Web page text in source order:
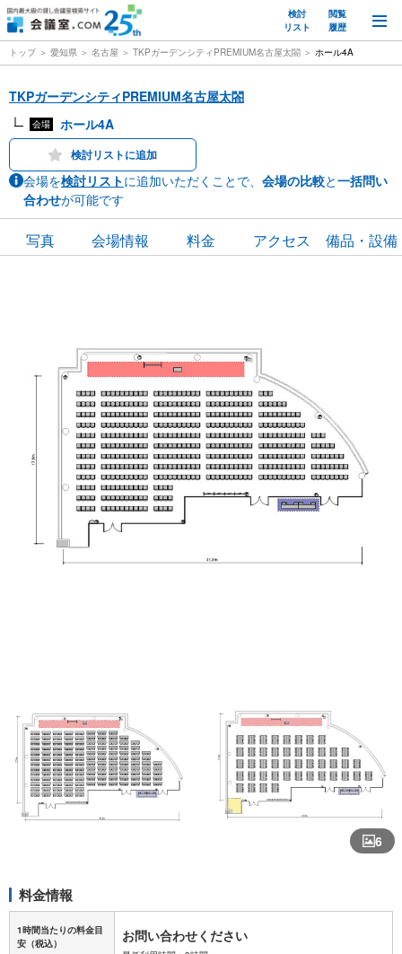
検討
リスト
閲覧
履歴
トップ 愛知県 名古屋 TKPガーデンシティPREMIUM名古屋太閤 ホール4A
TKPガーデンシティPREMIUM名古屋太閤
会場 ホール4A
検討リストに追加
会場を検討リストに追加いただくことで、 会場の比較と一括問い
合わせが可能です
写真 会場情報 料金 アクセス 備品・設備
6
料金情報
1時間当たりの料金目
安 （税込） お問い合わせください